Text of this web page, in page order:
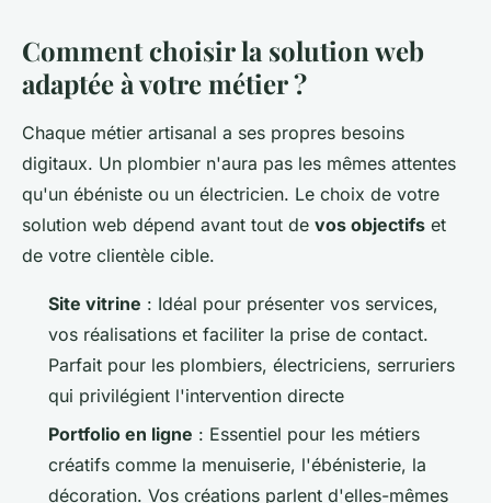
Comment choisir la solution web
adaptée à votre métier ?
Chaque métier artisanal a ses propres besoins
digitaux. Un plombier n'aura pas les mêmes attentes
qu'un ébéniste ou un électricien. Le choix de votre
solution web dépend avant tout de vos objectifs et
de votre clientèle cible.
Site vitrine : Idéal pour présenter vos services,
vos réalisations et faciliter la prise de contact.
Parfait pour les plombiers, électriciens, serruriers
qui privilégient l'intervention directe
Portfolio en ligne : Essentiel pour les métiers
créatifs comme la menuiserie, l'ébénisterie, la
décoration. Vos créations parlent d'elles-mêmes